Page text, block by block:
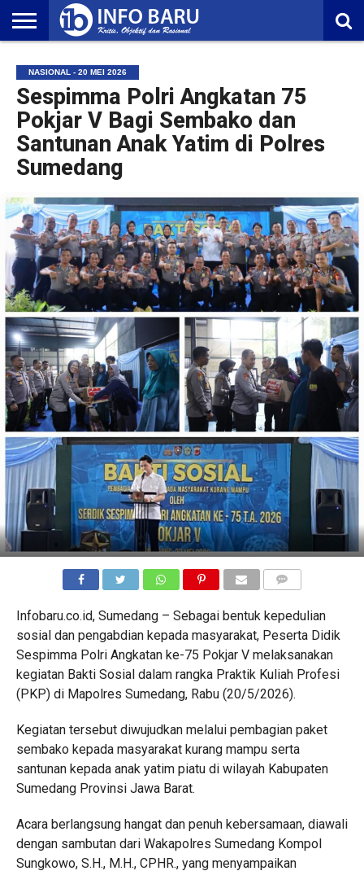
NASIONAL
AMBONIA
MALUKU
EKONOMI
POLITIK
OLAHRAGA
LIFESTYLE
REDAKSI
NASIONAL - 20 MEI 2026
Sespimma Polri Angkatan 75
Pokjar V Bagi Sembako dan
Santunan Anak Yatim di Polres
Sumedang
Infobaru.co.id, Sumedang – Sebagai bentuk kepedulian
sosial dan pengabdian kepada masyarakat, Peserta Didik
Sespimma Polri Angkatan ke-75 Pokjar V melaksanakan
kegiatan Bakti Sosial dalam rangka Praktik Kuliah Profesi
(PKP) di Mapolres Sumedang, Rabu (20/5/2026).
Kegiatan tersebut diwujudkan melalui pembagian paket
sembako kepada masyarakat kurang mampu serta
santunan kepada anak yatim piatu di wilayah Kabupaten
Sumedang Provinsi Jawa Barat.
Acara berlangsung hangat dan penuh kebersamaan, diawali
dengan sambutan dari Wakapolres Sumedang Kompol
Sungkowo, S.H., M.H., CPHR., yang menyampaikan